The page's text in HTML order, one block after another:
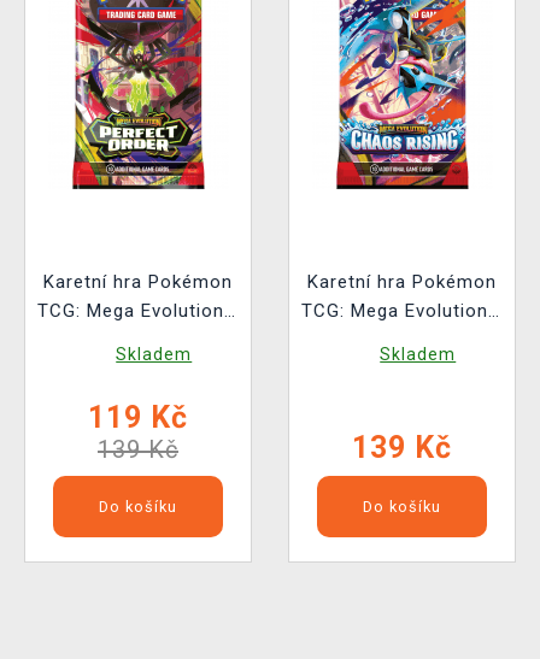
Karetní hra Pokémon
TCG: Mega Evolution -
(10 karet)
Skladem
119 Kč
139 Kč
Do košíku
Karetní hra Pokémon
TCG: Mega Evolution -
Booster (10 karet)
Skladem
139 Kč
Do košíku